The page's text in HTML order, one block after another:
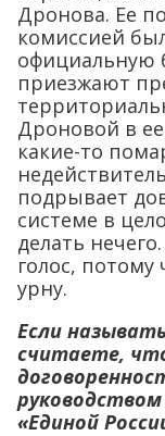
Дронова. Ее
комиссией
официальную
приезжают
Дроновой в
какие-то
подрывает
системе в
делать
голос, потому
урну.
Если
считаете,
руководством
«Единой